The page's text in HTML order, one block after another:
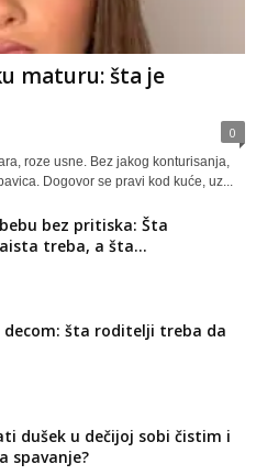
maturu: šta je
0
roze usne. Bez jakog konturisanja,
Dogovor se pravi kod kuće, uz...
bez pritiska: Šta
treba, a šta...
decom: šta roditelji treba da
dušek u dečijoj sobi čistim i
spavanje?